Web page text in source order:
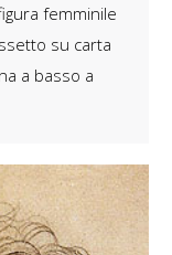
femminile
su carta
a basso a